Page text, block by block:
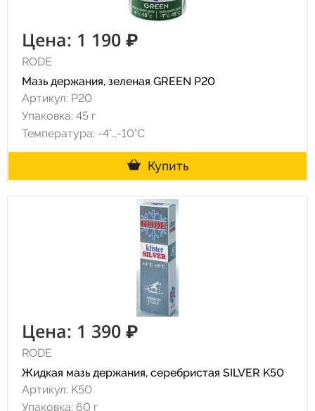
Цена: 1 190 ₽
RODE
Мазь держания, зеленая GREEN P20
Артикул: P20
Упаковка: 45 г
Температура: -4°…-10°C
Купить
Цена: 1 390 ₽
RODE
Жидкая мазь держания, серебристая SILVER K50
Артикул: K50
Упаковка: 60 г